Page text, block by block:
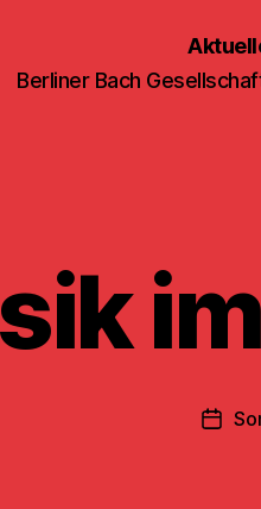
Berliner Bach